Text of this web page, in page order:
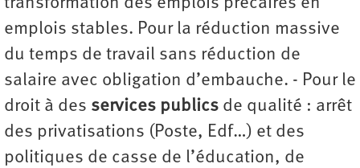
emplois stables. Pour la réduction massive
du temps de travail sans réduction de
salaire avec obligation d’embauche. - Pour le
droit à des services publics de qualité : arrêt
des privatisations (Poste, Edf…) et des
politiques de casse de l’éducation, de